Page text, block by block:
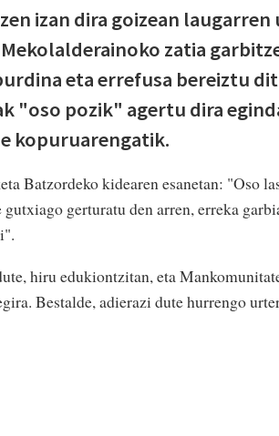
izan dira goizean
zatia
eta errefusa bereiztu
"oso pozik" agertu dira
kopuruarengatik.
Batzordeko kidearen esanetan: "Oso
gerturatu den arren, erreka
hiru edukiontzitan, eta
Bestalde, adierazi dute hurrengo